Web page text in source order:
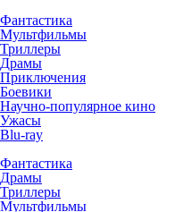
Фантастика
Мультфильмы
Триллеры
Драмы
Приключения
Боевики
Научно-популярное кино
Ужасы
Blu-ray
Фантастика
Драмы
Триллеры
Мультфильмы